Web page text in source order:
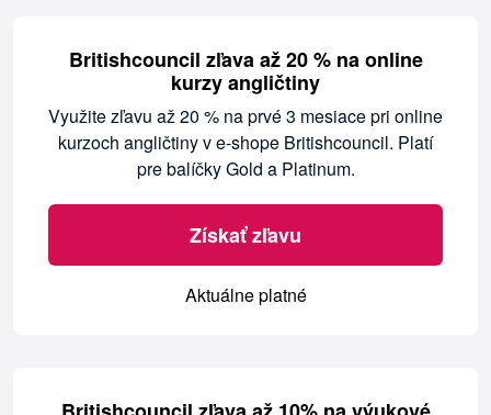
Britishcouncil zľava až 20 % na online
kurzy angličtiny
Využite zľavu až 20 % na prvé 3 mesiace pri online
kurzoch angličtiny v e-shope Britishcouncil. Platí
pre balíčky Gold a Platinum.
Získať zľavu
Aktuálne platné